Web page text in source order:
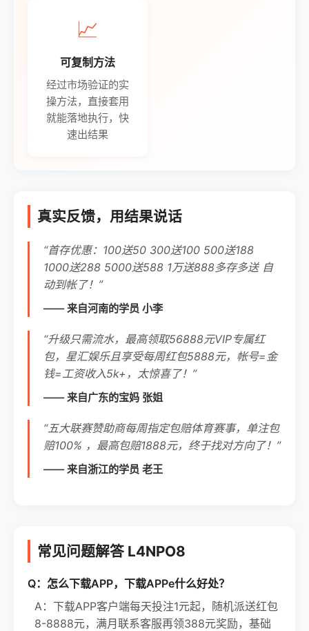
📈
可复制方法
经过市场验证的实
操方法，直接套用
就能落地执行，快
速出结果
真实反馈，用结果说话
“首存优惠：100送50 300送100 500送188
1000送288 5000送588 1万送888多存多送 自
动到帐了！”
—— 来自河南的学员 小李
“升级只需流水，最高领取56888元VIP专属红
包，星汇娱乐且享受每周红包5888元，帐号=金
钱=工资收入5k+，太惊喜了！”
—— 来自广东的宝妈 张姐
“五大联赛赞助商每周指定包赔体育赛事，单注包
赔100% ，最高包赔1888元，终于找对方向了！”
—— 来自浙江的学员 老王
常见问题解答 L4NPO8
Q：怎么下载APP，下载APPe什么好处？
A：下载APP客户端每天投注1元起，随机派送红包
8-8888元，满月联系客服再领388元奖励，基础